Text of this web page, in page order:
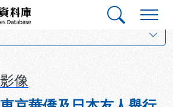
料庫
像